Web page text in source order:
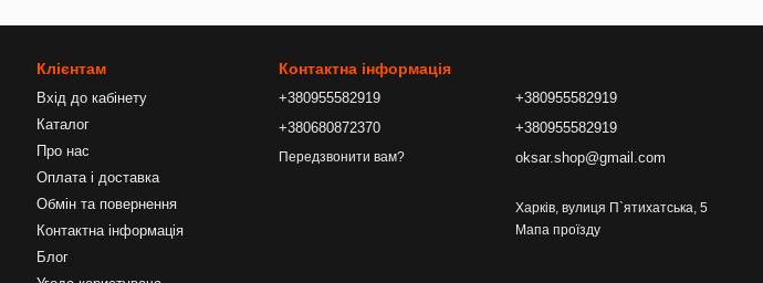
Клієнтам
Вхід до кабінету
Каталог
Про нас
Оплата і доставка
Обмін та повернення
Контактна інформація
Блог
Контактна інформація
+380955582919
+380680872370
Передзвонити вам?
+380955582919
+380955582919
oksar.shop@gmail.com
Харків, вулиця П`ятихатська, 5
Мапа проїзду